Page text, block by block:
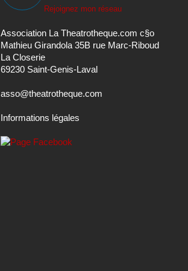
Rejoignez mon réseau
Association La Theatrotheque.com c§o
Mathieu Girandola 35B rue Marc-Riboud
La Closerie
69230 Saint-Genis-Laval
asso@theatrotheque.com
Informations légales